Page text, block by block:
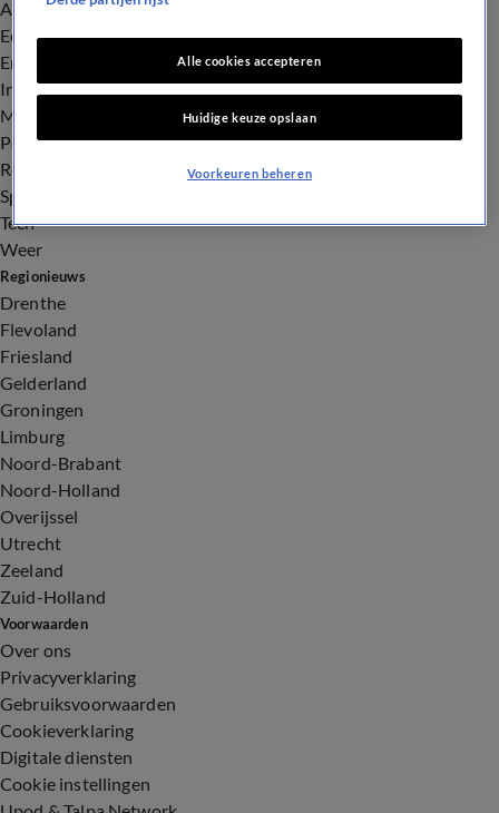
Advies & Tips
Economie
Entertainment
Infrastructuur
Milieu en Gezondheid
Politiek
Royalty
Sport
Tech
Weer
Regionieuws
Drenthe
Flevoland
Friesland
Gelderland
Groningen
Limburg
Noord-Brabant
Noord-Holland
Overijssel
Utrecht
Zeeland
Zuid-Holland
Voorwaarden
Over ons
Privacyverklaring
Gebruiksvoorwaarden
Cookieverklaring
Digitale diensten
Cookie instellingen
Alle cookies accepteren
Huidige keuze opslaan
Voorkeuren beheren